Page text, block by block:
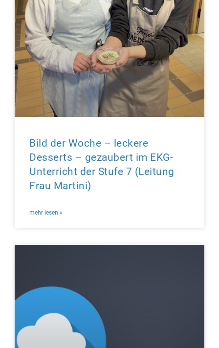
Bild der Woche – leckere
Desserts – gezaubert im EKG-
Unterricht der Stufe 7 (Leitung
Frau Martini)
mehr lesen »